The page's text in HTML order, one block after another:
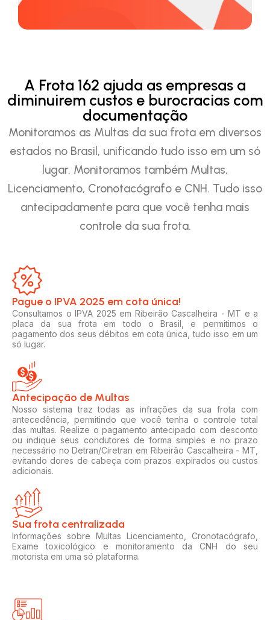
A Frota 162 ajuda as empresas a
diminuirem custos e burocracias com
documentação
Monitoramos as Multas da sua frota em diversos
estados no Brasil, unificando tudo isso em um só
lugar. Monitoramos também Multas,
Licenciamento, Cronotacógrafo e CNH. Tudo isso
antecipadamente para que você tenha mais
controle da sua frota.
Pague o IPVA 2025 em cota única!​
Consultamos o IPVA 2025 em Ribeirão Cascalheira - MT e a
placa da sua frota em todo o Brasil, e permitimos o
pagamento dos seus débitos em cota única, tudo isso em um
só lugar.
Antecipação de Multas
Nosso sistema traz todas as infrações da sua frota com
antecedência, permitindo que você tenha o controle total
das multas. Realize o pagamento antecipado com desconto
ou indique seus condutores de forma simples e no prazo
necessário no Detran/Ciretran em Ribeirão Cascalheira - MT,
evitando dores de cabeça com prazos expirados ou custos
adicionais.
Sua frota centralizada​
Informações sobre Multas Licenciamento, Cronotacógrafo,
Exame toxicológico e monitoramento da CNH do seu
motorista em uma só plataforma.